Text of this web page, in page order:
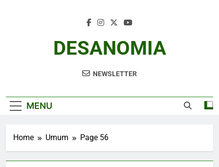
DESANOMIA
NEWSLETTER
MENU
Home Umum Page 56